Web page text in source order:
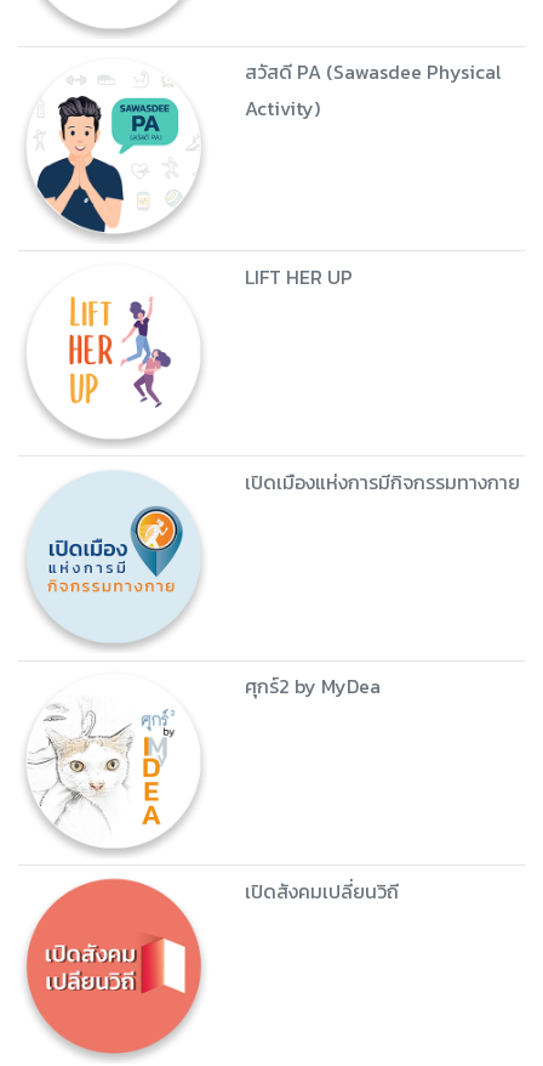
สวัสดี PA (Sawasdee Physical
Activity)
LIFT HER UP
เปิดเมืองแห่งการมีกิจกรรมทางกาย
ศุกร์2 by MyDea
เปิดสังคมเปลี่ยนวิถี